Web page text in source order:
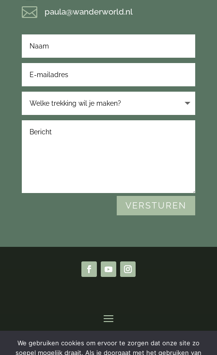
 paula@wanderworld.nl
VERSTUREN
Privacyverklaring |Algemene Voorwaarden
We gebruiken cookies om ervoor te zorgen dat onze site zo
soepel mogelijk draait. Als je doorgaat met het gebruiken van